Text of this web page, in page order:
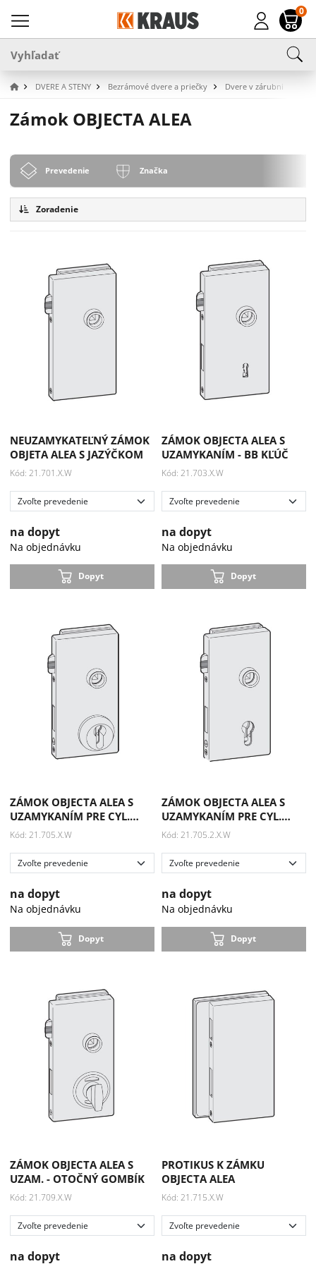
0
DVERE A STENY Bezrámové dvere a priečky Dvere v zárubni
Zámok OBJECTA ALEA
Prevedenie Značka
Zoradenie
NEUZAMYKATEĽNÝ ZÁMOK
OBJETA ALEA S JAZÝČKOM
Kód: 21.701.X.W
na dopyt
Na objednávku
Dopyt
ZÁMOK OBJECTA ALEA S
UZAMYKANÍM - BB KĽÚČ
Kód: 21.703.X.W
na dopyt
Na objednávku
Dopyt
ZÁMOK OBJECTA ALEA S
UZAMYKANÍM PRE CYL.…
Kód: 21.705.X.W
na dopyt
Na objednávku
Dopyt
ZÁMOK OBJECTA ALEA S
UZAMYKANÍM PRE CYL.…
Kód: 21.705.2.X.W
na dopyt
Na objednávku
Dopyt
ZÁMOK OBJECTA ALEA S
UZAM. - OTOČNÝ GOMBÍK
Kód: 21.709.X.W
na dopyt
PROTIKUS K ZÁMKU
OBJECTA ALEA
Kód: 21.715.X.W
na dopyt